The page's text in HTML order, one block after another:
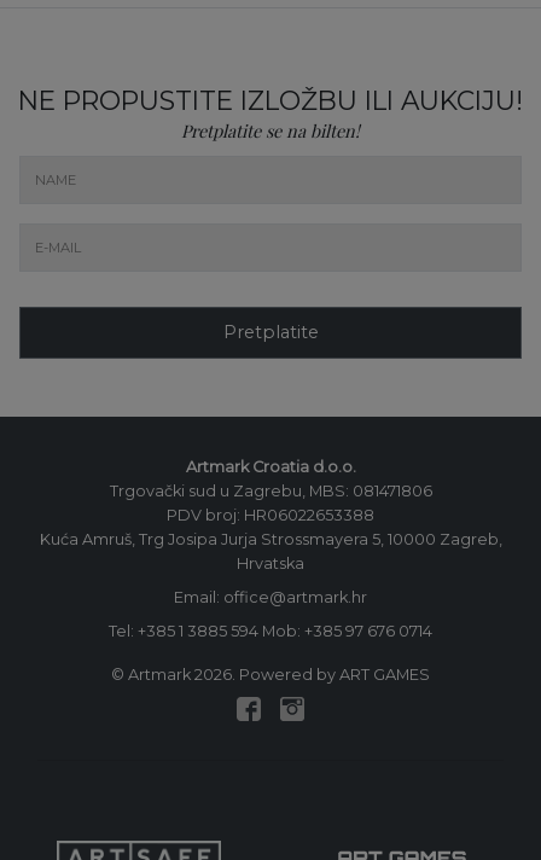
NE PROPUSTITE IZLOŽBU ILI AUKCIJU!
Pretplatite se na bilten!
Pretplatite
Artmark Croatia d.o.o.
Trgovački sud u Zagrebu, MBS: 081471806
PDV broj: HR06022653388
Kuća Amruš, Trg Josipa Jurja Strossmayera 5, 10000 Zagreb,
Hrvatska
Email: office@artmark.hr
Tel: +385 1 3885 594 Mob: +385 97 676 0714
© Artmark 2026. Powered by ART GAMES